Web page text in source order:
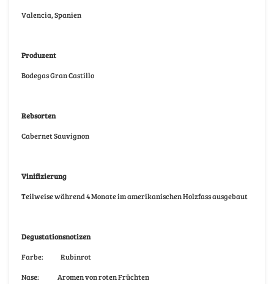
Valencia, Spanien
Produzent
Bodegas Gran Castillo
Rebsorten
Cabernet Sauvignon
Vinifizierung
Teilweise während 4 Monate im amerikanischen Holzfass ausgebaut
Degustationsnotizen
Farbe: Rubinrot
Nase: Aromen von roten Früchten